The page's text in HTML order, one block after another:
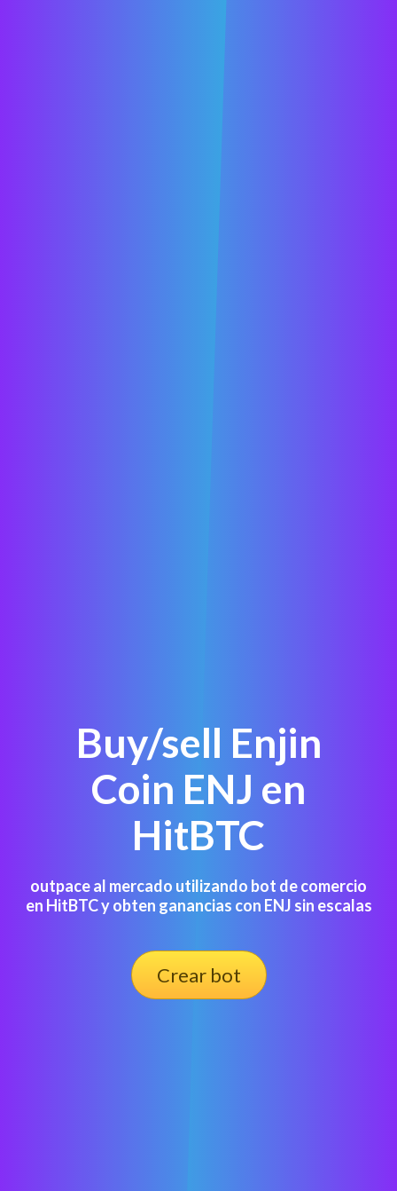
Buy/sell Enjin
Coin ENJ en
HitBTC
outpace al mercado utilizando bot de comercio
en HitBTC y obten ganancias con ENJ sin escalas
Crear bot